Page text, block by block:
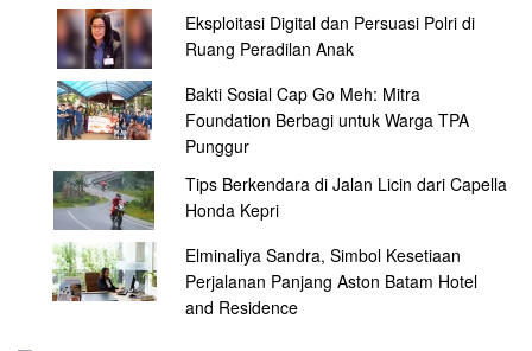
Eksploitasi Digital dan Persuasi Polri di
Ruang Peradilan Anak
Bakti Sosial Cap Go Meh: Mitra
Foundation Berbagi untuk Warga TPA
Punggur
Tips Berkendara di Jalan Licin dari Capella
Honda Kepri
Elminaliya Sandra, Simbol Kesetiaan
Perjalanan Panjang Aston Batam Hotel
and Residence